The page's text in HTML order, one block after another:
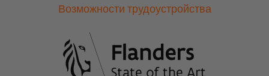
Возможности трудоустройства